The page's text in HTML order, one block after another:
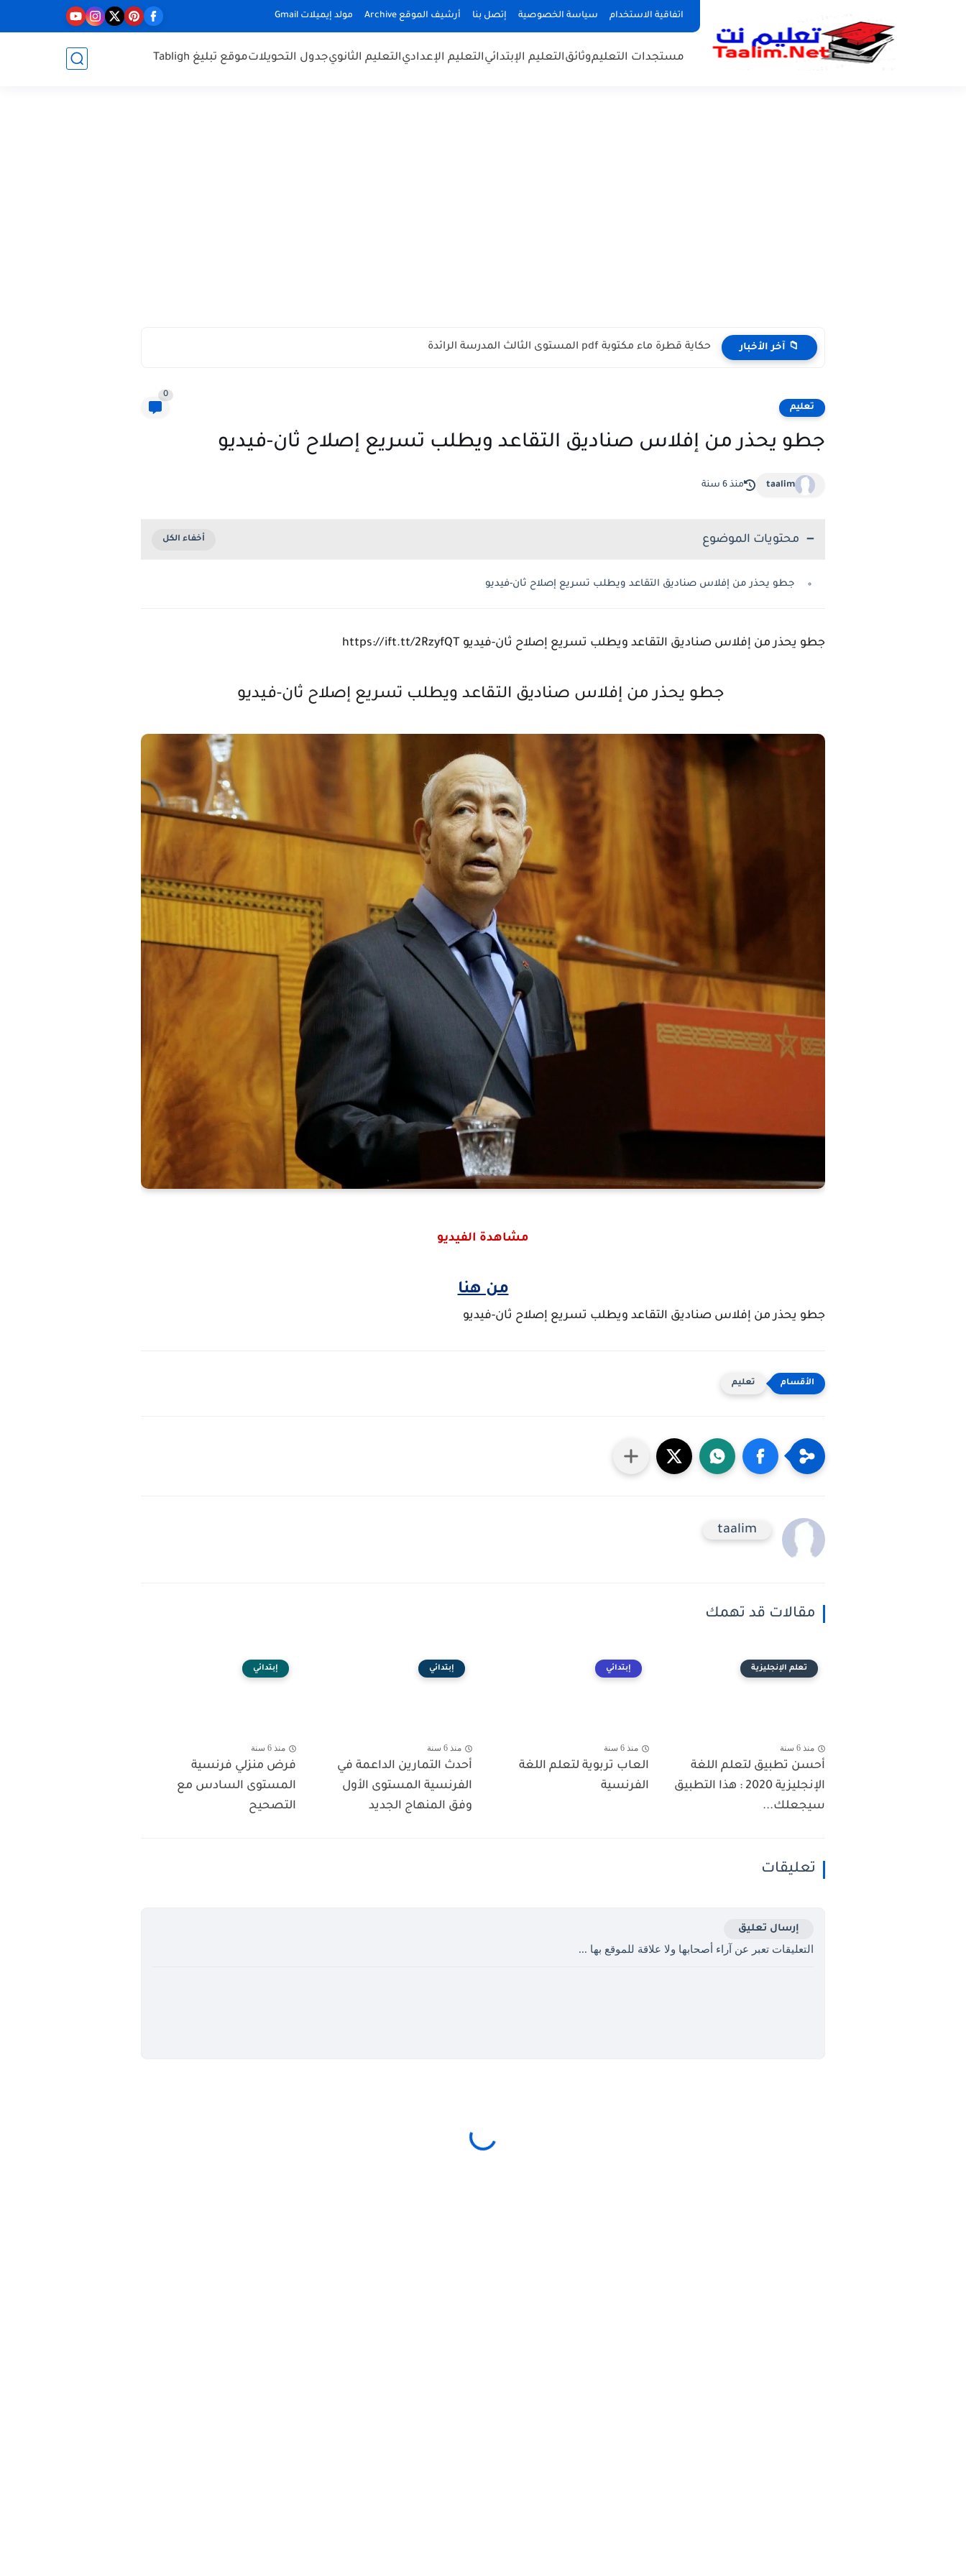
اتفاقية الاستخدام سياسة الخصوصية إتصل بنا أرشيف الموقع Archive مولد إيميلات Gmail
مستجدات التعليموثائقالتعليم الإبتدائيالتعليم الإعداديالتعليم الثانويجدول التحويلاتموقع تبليغ Tabligh
📁 آخر الأخبار حكاية قطرة ماء مكتوبة pdf المستوى الثالث المدرسة الرائدة
تعليم
0
جطو يحذر من إفلاس صناديق التقاعد ويطلب تسريع إصلاح ثان-فيديو
taalim منذ 6 سنة
محتويات الموضوع
جطو يحذر من إفلاس صناديق التقاعد ويطلب تسريع إصلاح ثان-فيديو
جطو يحذر من إفلاس صناديق التقاعد ويطلب تسريع إصلاح ثان-فيديو https://ift.tt/2RzyfQT
جطو يحذر من إفلاس صناديق التقاعد ويطلب تسريع إصلاح ثان-فيديو
مشاهدة الفيديو
من هنا
جطو يحذر من إفلاس صناديق التقاعد ويطلب تسريع إصلاح ثان-فيديو
تعليم
taalim
مقالات قد تهمك
تعلم الإنجليزية
منذ 6 سنة
أحسن تطبيق لتعلم اللغة
الإنجليزية 2020 : هذا التطبيق
سيجعلك...
إبتدائي
منذ 6 سنة
العاب تربوية لتعلم اللغة
الفرنسية
إبتدائي
منذ 6 سنة
أحدث التمارين الداعمة في
الفرنسية المستوى الأول
وفق المنهاج الجديد
إبتدائي
منذ 6 سنة
فرض منزلي فرنسية
المستوى السادس مع
التصحيح
تعليقات
إرسال تعليق
التعليقات تعبر عن آراء أصحابها ولا علاقة للموقع بها ...